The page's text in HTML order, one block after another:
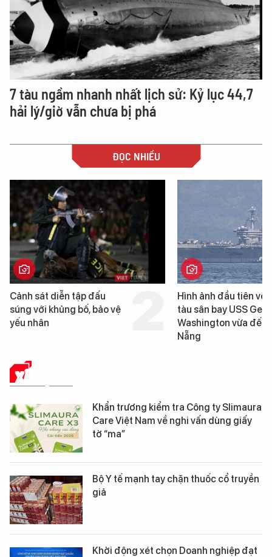
7 tàu ngầm nhanh nhất lịch sử: Kỷ lục 44,7
hải lý/giờ vẫn chưa bị phá
ĐỌC NHIỀU
Hình ảnh đầu tiên về siêu
tàu sân bay USS George
Washington vừa đến Đà
Cận cảnh chiến
tống tàu sân
George
XÃ HỘI SỐ
Khẩn trương kiểm tra Công ty Slimaura
Care Việt Nam về nghi vấn dùng giấy
tờ “ma”
Bộ Y tế mạnh tay chặn thuốc cổ truyền
giả
Khởi động xét chọn Doanh nghiệp đạt